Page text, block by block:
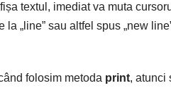
textul, imediat va muta
la „line” sau altfel spus „new
folosim metoda print, atunci